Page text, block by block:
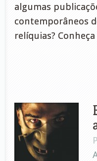
algumas
contemporâneos
relíquias?